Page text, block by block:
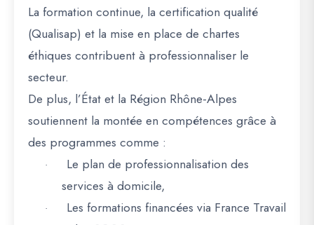
La formation continue, la certification qualité
(Qualisap) et la mise en place de chartes
éthiques contribuent à professionnaliser le
secteur.
De plus, l’État et la Région Rhône-Alpes
soutiennent la montée en compétences grâce à
des programmes comme :
·
Le plan de professionnalisation des
services à domicile,
·
Les formations financées via France Travail